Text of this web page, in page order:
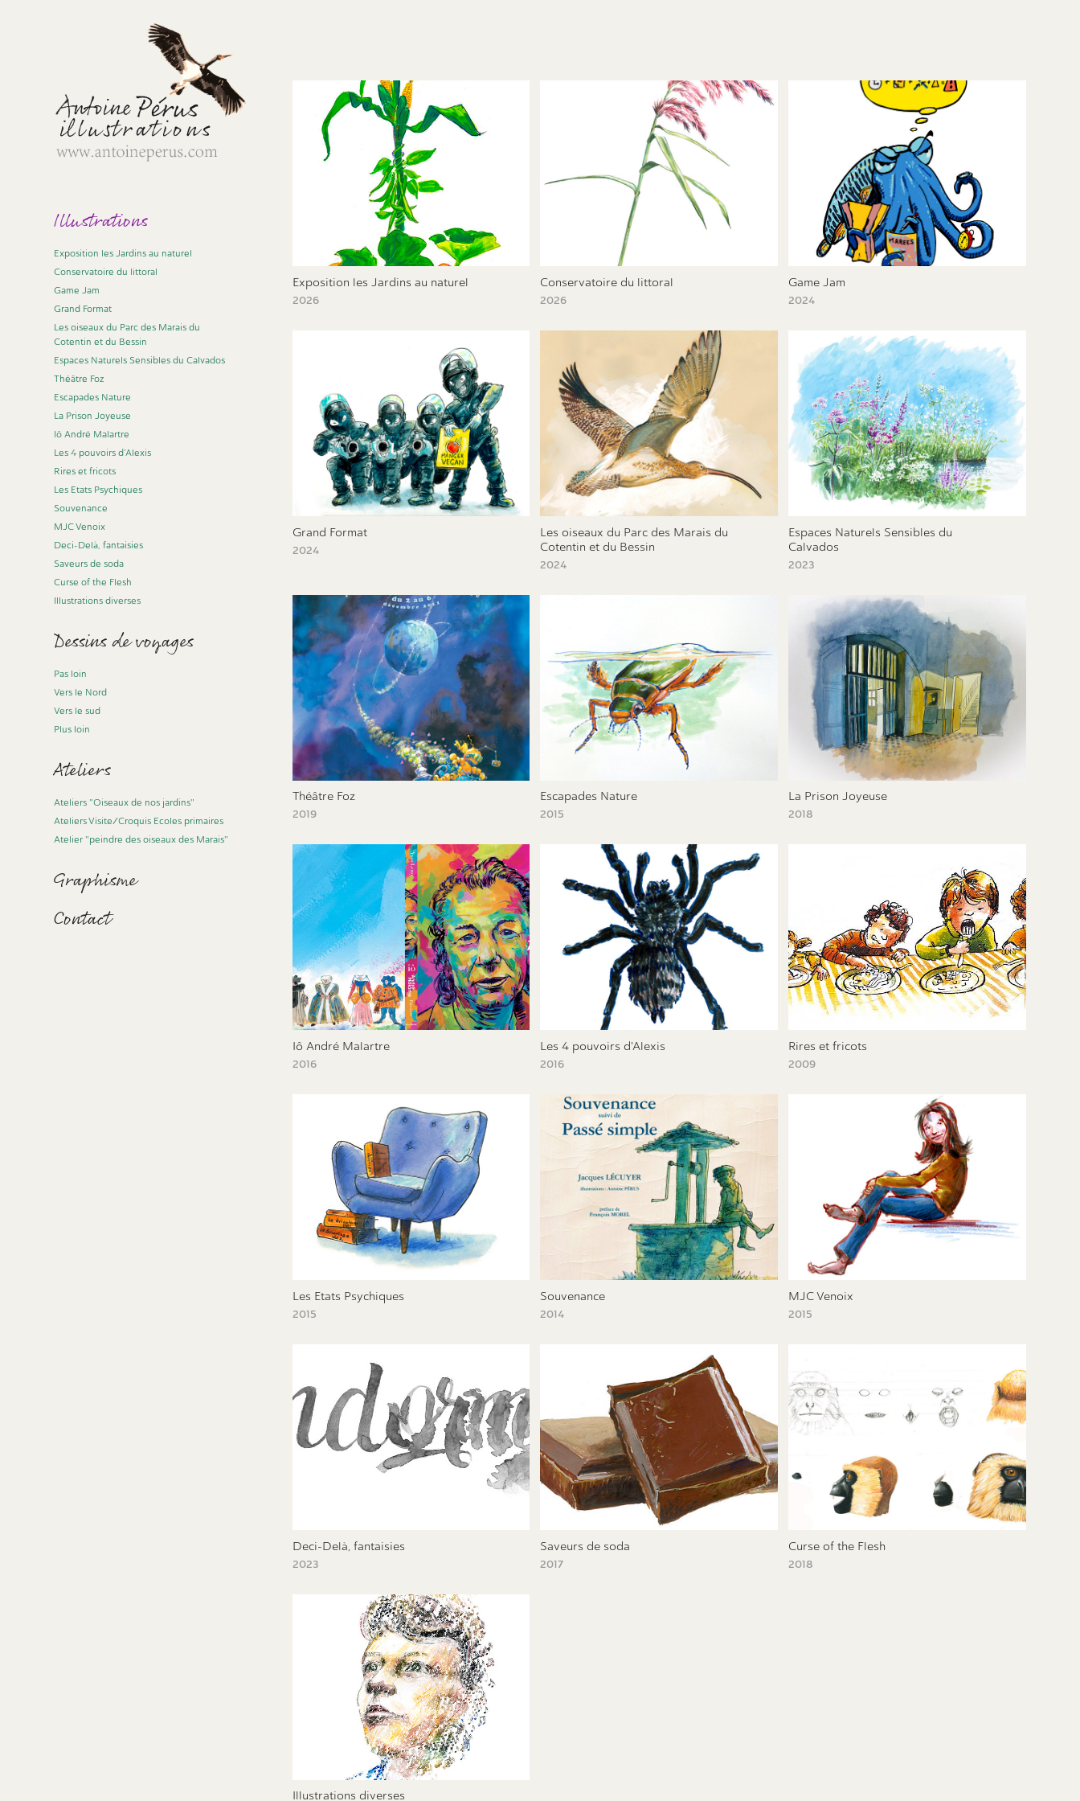
Illustrations
Exposition les Jardins au naturel
Conservatoire du littoral
Game Jam
Grand Format
Les oiseaux du Parc des Marais du
Cotentin et du Bessin
Espaces Naturels Sensibles du Calvados
Théâtre Foz
Escapades Nature
La Prison Joyeuse
Iô André Malartre
Les 4 pouvoirs d'Alexis
Rires et fricots
Les Etats Psychiques
Souvenance
MJC Venoix
Deci-Delà, fantaisies
Saveurs de soda
Curse of the Flesh
Illustrations diverses
Dessins de voyages
Pas loin
Vers le Nord
Vers le sud
Plus loin
Ateliers
Ateliers "Oiseaux de nos jardins"
Ateliers Visite/Croquis Ecoles primaires
Atelier "peindre des oiseaux des Marais"
Graphisme
Contact
Exposition les Jardins au naturel
2026
Conservatoire du littoral
2026
Game Jam
2024
Grand Format
2024
Les oiseaux du Parc des Marais du
Cotentin et du Bessin
2024
Espaces Naturels Sensibles du
Calvados
2023
Théâtre Foz
2019
Escapades Nature
2015
La Prison Joyeuse
2018
Iô André Malartre
2016
Les 4 pouvoirs d'Alexis
2016
Rires et fricots
2009
Les Etats Psychiques
2015
Souvenance
2014
MJC Venoix
2015
Deci-Delà, fantaisies
2023
Saveurs de soda
2017
Curse of the Flesh
2018
Illustrations diverses